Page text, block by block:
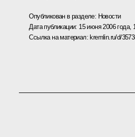
Опубликован в разделе: Новости
Дата публикации: 15 июня 2006 года,
Ссылка на материал:kremlin.ru/d/